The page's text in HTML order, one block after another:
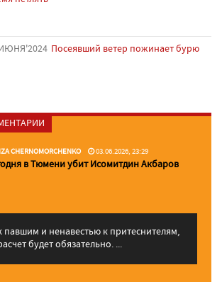
Посеявший ветер пожинает бурю
CHERNOMORCHENKO 03.06.2026, 23:29
в Тюмени убит Исомитдин Акбаров
павшим и ненавестью к притеснителям,
будет обязательно. ...